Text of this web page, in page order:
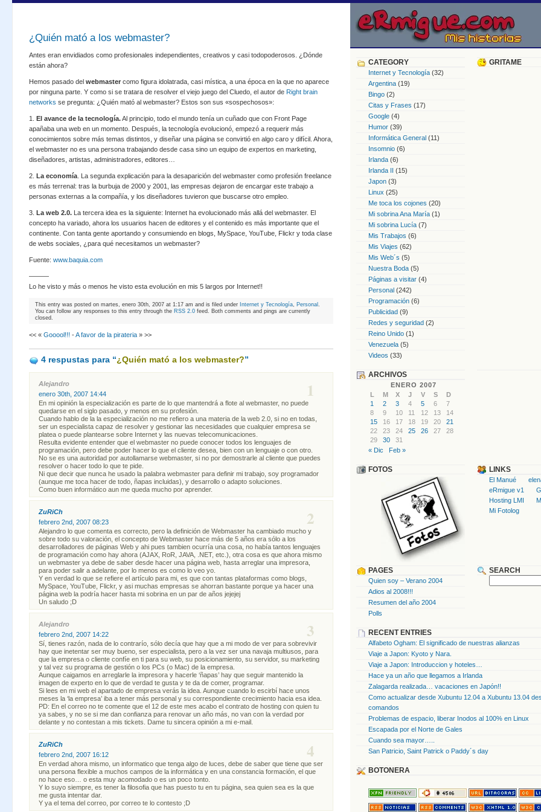
¿Quién mató a los webmaster?
Antes eran envidiados como profesionales independientes, creativos y casi todopoderosos. ¿Dónde
están ahora?
Hemos pasado del webmaster como figura idolatrada, casi mística, a una época en la que no aparece
por ninguna parte. Y como si se tratara de resolver el viejo juego del Cluedo, el autor de Right brain
networks se pregunta: ¿Quién mató al webmaster? Estos son sus «sospechosos»:
1. El avance de la tecnología.Al principio, todo el mundo tenía un cuñado que con Front Page
apañaba una web en un momento. Después, la tecnología evolucionó, empezó a requerir más
conocimientos sobre más temas distintos, y diseñar una página se convirtió en algo caro y difícil. Ahora,
el webmaster no es una persona trabajando desde casa sino un equipo de expertos en marketing,
diseñadores, artistas, administradores, editores…
2. La economía . La segunda explicación para la desaparición del webmaster como profesión freelance
es más terrenal: tras la burbuja de 2000 y 2001, las empresas dejaron de encargar este trabajo a
personas externas a la compañía, y los diseñadores tuvieron que buscarse otro empleo.
3. La web 2.0. La tercera idea es la siguiente: Internet ha evolucionado más allá del webmaster. El
concepto ha variado, ahora los usuarios hacen de editores y el contenido es más importante que el
continente. Con tanta gente aportando y consumiendo en blogs, MySpace, YouTube, Flickr y toda clase
de webs sociales, ¿para qué necesitamos un webmaster?
Fuente: www.baquia.com
———
Lo he visto y más o menos he visto esta evolución en mis 5 largos por Internet!!
This entry was posted on martes, enero 30th, 2007 at 1:17 am and is filed under Internet y Tecnología Personal
You can follow any responses to this entry through the RSS 2.0 feed. Both comments and pings are currently
closed.
<< « Gooool!!! -A favor de la pirateria » >>
4 respustas para “¿Quién mató a los webmaster?”
1
Alejandro
enero 30th, 2007 14:44
En mi opinión la especialización es parte de lo que mantendrá a flote al webmaster, no puede
quedarse en el siglo pasado, y menos en su profesión.
Cuando hablo de la la especialización no me refiero a una materia de la web 2.0, si no en todas,
ser un especialista capaz de resolver y gestionar las necesidades que cualquier empresa se
platea o puede plantearse sobre Internet y las nuevas telecomunicaciones.
Resulta evidente entender que el webmaster no puede conocer todos los lenguajes de
programación, pero debe poder hacer lo que el cliente desea, bien con un lenguaje o con otro.
No se es una autoridad por autollamarse webmaster, si no por demostrarle al cliente que puedes
resolver o hacer todo lo que te pide.
Ni que decir que nunca he usado la palabra webmaster para definir mi trabajo, soy programador
(aunque me toca hacer de todo, ñapas incluidas), y desarrollo o adapto soluciones.
Como buen informático aun me queda mucho por aprender.
2
ZuRiCh
febrero 2nd, 2007 08:23
Alejandro lo que comenta es correcto, pero la definición de Webmaster ha cambiado mucho y
sobre todo su valoración, el concepto de Webmaster hace más de 5 años era sólo a los
desarrolladores de páginas Web y ahi pues tambien ocurría una cosa, no había tantos lenguajes
de programación como hay ahora (AJAX, RoR, JAVA, .NET, etc.), otra cosa es que ahora mismo
un webmaster ya debe de saber desde hacer una página web, hasta arreglar una impresora,
para poder salir a adelante, por lo menos es como lo veo yo.
Y en verdad lo que se refiere el artículo para mi, es que con tantas plataformas como blogs,
MySpace, YouTube, Flickr, y asi muchas empresas se ahorran bastante porque ya hacer una
página web la podría hacer hasta mi sobrina en un par de años jejejej
Un saludo ;D
3
Alejandro
febrero 2nd, 2007 14:22
Sí, tienes razón, nada de lo contrarío, sólo decía que hay que a mi modo de ver para sobrevivir
hay que inetentar ser muy bueno, ser especialista, pero a la vez ser una navaja multiusos, para
que la empresa o cliente confíe en ti para su web, su posicionamiento, su servidor, su marketing
y tal vez su programa de gestión o los PCs (o Mac) de la empresa.
Aunque caigamos en arreglarle la impresora y hacerle ‘ñapas’ hay que seguir mantenido la
imagen de experto en lo que de verdad te gusta y te da de comer, programar.
Si lees en mi web el apartado de empresa verás la idea. Aunque cuando lo escirbí hace unos
meses la ‘la empresa’ iba a tener más personal y su correspondiente crecimiento hacia esa idea.
PD: En el correo no te comente que el 12 de este mes acabo el contrato de hosting con quien tu
ya sabes, y no se si me dan confianza para renovar un año más, no van con la verdad por
delante y no contestan a mis tickets. Dame tu sincera opinión a mi e-mail.
4
ZuRiCh
febrero 2nd, 2007 16:12
En verdad ahora mismo, un informatico que tenga algo de luces, debe de saber que tiene que ser
una persona flexible a muchos campos de la informática y en una constancia formación, el que
no hace eso… o esta muy acomodado o es un poco tonto.
Y lo suyo siempre, es tener la filosofia que has puesto tu en tu página, sea quien sea es la que
me gusta intentar dar.
Y ya el tema del correo, por correo te lo contesto ;D
CATEGORY
Internet y Tecnología (32)
Argentina (19)
Bingo (2)
Citas y Frases (17)
Google (4)
Humor (39)
Informática General (11)
Insomnio (6)
Irlanda (6)
Irlanda II (15)
Japon (3)
Linux (25)
Me toca los cojones (20)
Mi sobrina Ana María (1)
Mi sobrina Lucía (7)
Mis Trabajos (6)
Mis Viajes (62)
Mis Web´s (5)
Nuestra Boda (5)
Páginas a visitar (4)
Personal (242)
Programación (6)
Publicidad (9)
Redes y seguridad (2)
Reino Unido (1)
Venezuela (5)
Videos (33)
GRITAME
ARCHIVOS
ENERO 2007
L
M X J V S
D
1
2 3 4 5 6
7
8
9 10 11 12 13
14
15
16 17 18 19 20
21
22
23 24 25 26 27
28
29
30
31
« Dic
Feb »
FOTOS LINKS
El Manué
eRmigue v1
Hosting LMI
Mi Fotolog
PAGES
Quien soy – Verano 2004
Adios al 2008!!!
Resumen del año 2004
Polls
SEARCH
RECENT ENTRIES
Alfabeto Ogham: El significado de nuestras alianzas
Viaje a Japon: Kyoto y Nara.
Viaje a Japon: Introduccion y hoteles…
Hace ya un año que llegamos a Irlanda
Zalagarda realizada… vacaciones en Japón!!
Como actualizar desde Xubuntu 12.04 a Xubuntu 13.04
comandos
Problemas de espacio, liberar Inodos al 100% en Linux
Escapada por el Norte de Gales
Cuando sea mayor…..
San Patricio, Saint Patrick o Paddy´s day
BOTONERA